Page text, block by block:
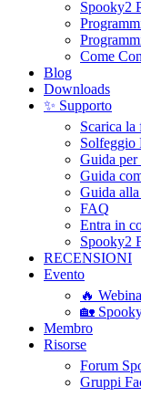
Spooky2
Come
Blog
Downloads
✨ Supporto
Scarica la
Solfeggio
Guida
Guida
Guida
FAQ
Entra in
Spooky2
RECENSIONI
Evento
🔥
🏡
Membro
Risorse
Forum
Gruppi